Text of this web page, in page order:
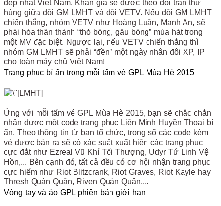
đẹp nhất Việt Nam. Khán giả sẽ được theo dõi trận thư
hùng giữa đội GM LMHT và đội VETV. Nếu đội GM LMHT
chiến thắng, nhóm VETV như Hoàng Luân, Mạnh An, sẽ
phải hóa thân thành “thỏ bông, gấu bông” múa hát trong
một MV đặc biệt. Ngược lại, nếu VETV chiến thắng thì
nhóm GM LMHT sẽ phải “đền” một ngày nhân đôi XP, IP
cho toàn máy chủ Việt Nam!
Trang phục bí ẩn trong mỗi tấm vé GPL Mùa Hè 2015
Ứng với mỗi tấm vé GPL Mùa Hè 2015, bạn sẽ chắc chắn
nhận được một code trang phục Liên Minh Huyền Thoại bí
ẩn. Theo thông tin từ ban tổ chức, trong số các code kèm
vé được bán ra sẽ có xác suất xuất hiện các trang phục
cực đắt như Ezreal Vũ Khí Tối Thượng, Udyr Tứ Linh Vệ
Hồn,... Bên cạnh đó, tất cả đều có cơ hội nhận trang phục
cực hiếm như Riot Blitzcrank, Riot Graves, Riot Kayle hay
Thresh Quán Quân, Riven Quán Quân,...
Vòng tay và áo GPL phiên bản giới hạn